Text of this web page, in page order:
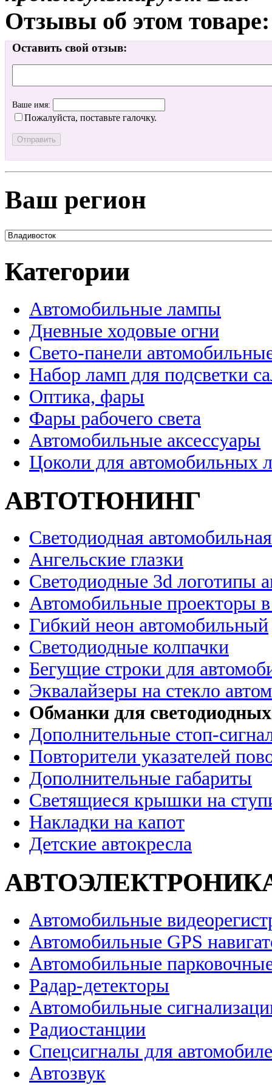
Отзывы об этом товаре:
Оставить свой отзыв:
Ваше имя:
Пожалуйста, поставьте галочку.
Ваш регион
Категории
Автомобильные лампы
Дневные ходовые огни
Свето-панели
Набор ламп для подсветки
Оптика, фары
Фары рабочего света
Автомобильные аксессуары
Цоколи для автомобильных
АВТОТЮНИНГ
Светодиодная
Ангельские глазки
Светодиодные 3d логотипы
Автомобильные проекторы
Гибкий неон автомобильный
Светодиодные колпачки
Бегущие строки для
Эквалайзеры на стекло
Обманки для
Дополнительные стоп-
Повторители указателей
Дополнительные габариты
Светящиеся крышки на
Накладки на капот
Детские автокресла
Автомобильные
Автомобильные GPS
Автомобильные
Радар-детекторы
Автомобильные
Радиостанции
Спецсигналы для
Автозвук